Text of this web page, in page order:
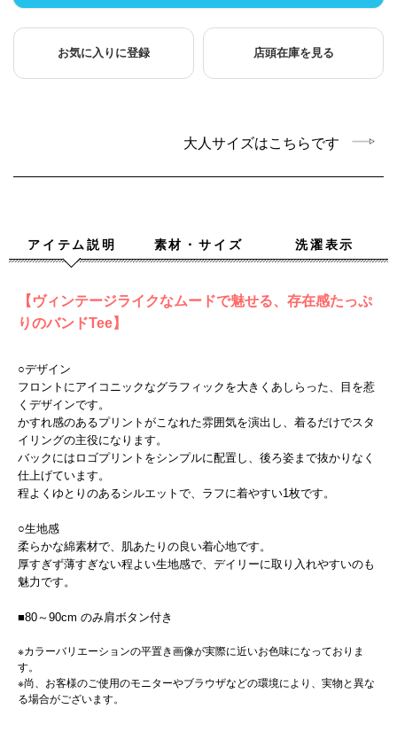
お気に入りに登録 店頭在庫を見る
大人サイズはこちらです
アイテム説明 素材・サイズ 洗濯表示
【ヴィンテージライクなムードで魅せる、存在感たっぷ
りのバンドTee】
○デザイン
フロントにアイコニックなグラフィックを大きくあしらった、目を惹
くデザインです。
かすれ感のあるプリントがこなれた雰囲気を演出し、着るだけでスタ
イリングの主役になります。
バックにはロゴプリントをシンプルに配置し、後ろ姿まで抜かりなく
仕上げています。
程よくゆとりのあるシルエットで、ラフに着やすい1枚です。
○生地感
柔らかな綿素材で、肌あたりの良い着心地です。
厚すぎず薄すぎない程よい生地感で、デイリーに取り入れやすいのも
魅力です。
■80～90cm のみ肩ボタン付き
※カラーバリエーションの平置き画像が実際に近いお色味になっておりま
す。
※尚、お客様のご使用のモニターやブラウザなどの環境により、実物と異な
る場合がございます。